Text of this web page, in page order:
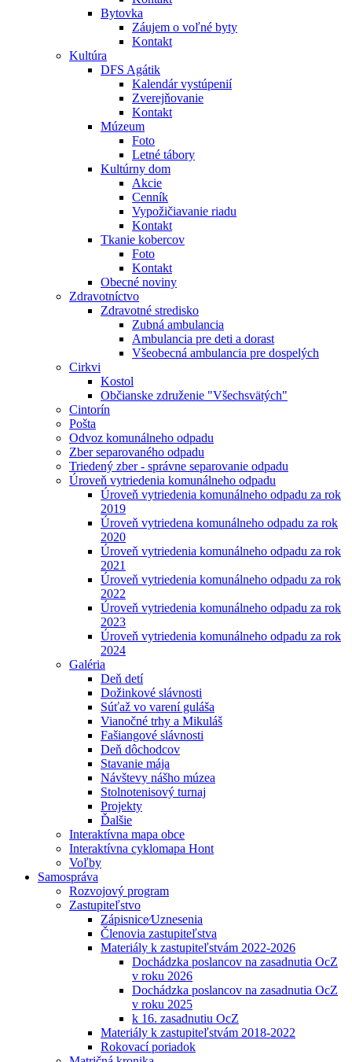
Bytovka
Záujem o voľné byty
Kontakt
Kultúra
DFS Agátik
Kalendár vystúpenií
Zverejňovanie
Kontakt
Múzeum
Foto
Letné tábory
Kultúrny dom
Akcie
Cenník
Vypožičiavanie riadu
Kontakt
Tkanie kobercov
Foto
Kontakt
Obecné noviny
Zdravotníctvo
Zdravotné stredisko
Zubná ambulancia
Ambulancia pre deti a dorast
Všeobecná ambulancia pre dospelých
Cirkvi
Kostol
Občianske združenie "Všechsvätých"
Cintorín
Pošta
Odvoz komunálneho odpadu
Zber separovaného odpadu
Triedený zber - správne separovanie odpadu
Úroveň vytriedenia komunálneho odpadu
Úroveň vytriedenia komunálneho odpadu za rok
2019
Úroveň vytriedena komunálneho odpadu za rok
2020
Úroveň vytriedenia komunálneho odpadu za rok
2021
Úroveň vytriedenia komunálneho odpadu za rok
2022
Úroveň vytriedenia komunálneho odpadu za rok
2023
Úroveň vytriedenia komunálneho odpadu za rok
2024
Galéria
Deň detí
Dožinkové slávnosti
Súťaž vo varení guláša
Vianočné trhy a Mikuláš
Fašiangové slávnosti
Deň dôchodcov
Stavanie mája
Návštevy nášho múzea
Stolnotenisový turnaj
Projekty
Ďalšie
Interaktívna mapa obce
Interaktívna cyklomapa Hont
Voľby
Samospráva
Rozvojový program
Zastupiteľstvo
Zápisnice⁄Uznesenia
Členovia zastupiteľstva
Materiály k zastupiteľstvám 2022-2026
Dochádzka poslancov na zasadnutia OcZ
v roku 2026
Dochádzka poslancov na zasadnutia OcZ
v roku 2025
k 16. zasadnutiu OcZ
Materiály k zastupiteľstvám 2018-2022
Rokovací poriadok